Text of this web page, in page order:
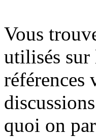
Vous
utilisés sur
références
quoi on